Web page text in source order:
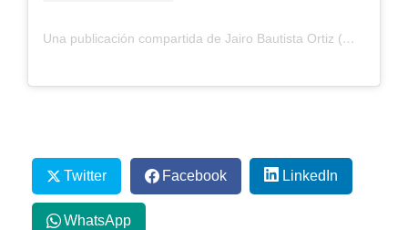
Una publicación compartida de Jairo Bautista Ortiz (@_jairobo01)
Twitter Facebook LinkedIn
WhatsApp